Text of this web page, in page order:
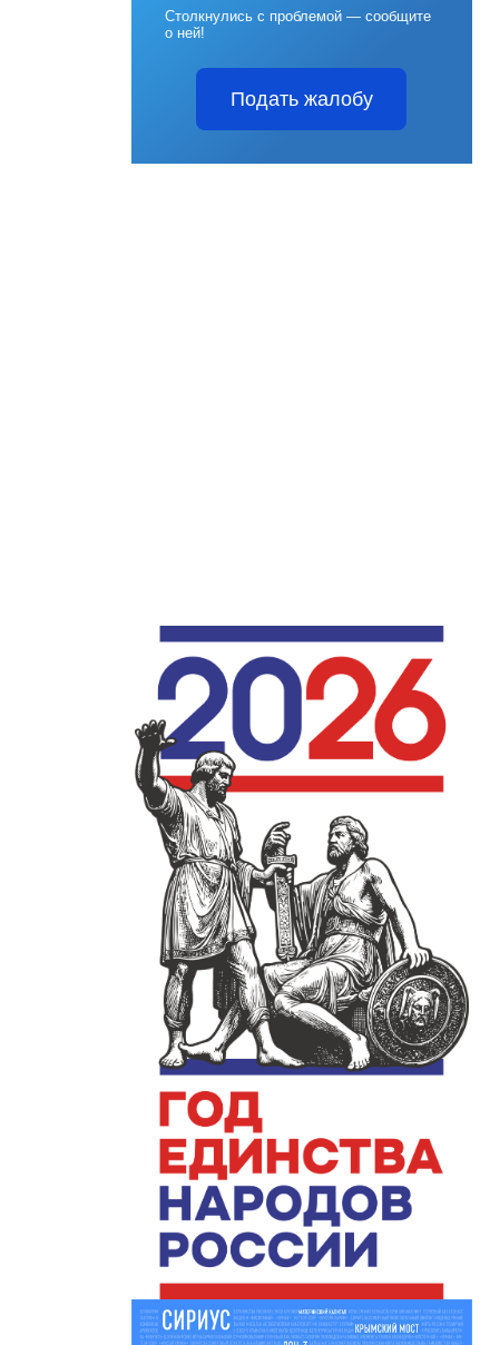
Столкнулись с проблемой — сообщите
о ней!
Подать жалобу